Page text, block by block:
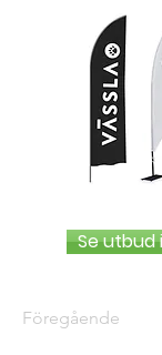
Se utbud
Föregående